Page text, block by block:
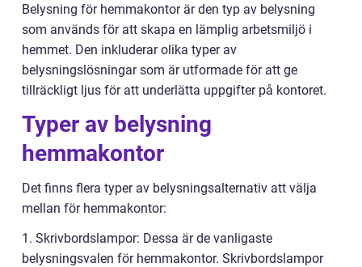
Belysning för hemmakontor är den typ av belysning
som används för att skapa en lämplig arbetsmiljö i
hemmet. Den inkluderar olika typer av
belysningslösningar som är utformade för att ge
tillräckligt ljus för att underlätta uppgifter på kontoret.
Typer av belysning
hemmakontor
Det finns flera typer av belysningsalternativ att välja
mellan för hemmakontor:
1. Skrivbordslampor: Dessa är de vanligaste
belysningsvalen för hemmakontor. Skrivbordslampor